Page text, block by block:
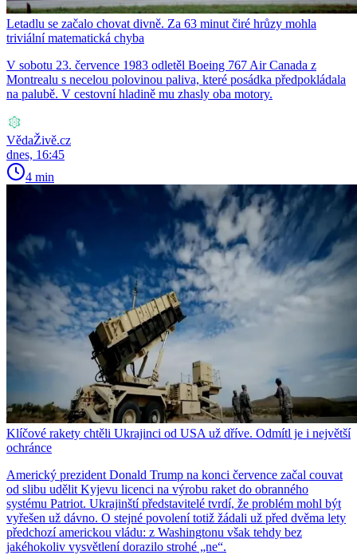
Letadlu se začalo chovat divně. Za 63 minut čiré hrůzy mohla
triviální matematická chyba
V sobotu 23. července 1983 odletěl Boeing 767 Air Canada z
Montrealu s necelou polovinou paliva, které posádka předpokládala
na palubě. V cestovní hladině mu zhasly oba motory.
VědaŽivě.cz
dnes, 16:45
4 min
Klíčové rakety chtěli Ukrajinci od USA už dříve. Odmítl je i největší
ochránce
Americký prezident Donald Trump na konci července začal couvat
od slibu udělit Kyjevu licenci na výrobu raket do obranného
systému Patriot. Ukrajinští představitelé tvrdí, že problém mohl být
vyřešen už dávno. O stejné povolení totiž žádali už před dvěma lety
předchozí americkou vládu: z Washingtonu však tehdy bez
jakéhokoliv vysvětlení dorazilo strohé „ne“.